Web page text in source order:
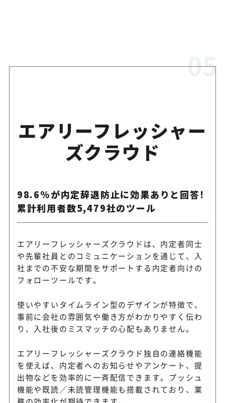
エアリーフレッシャー
ズクラウド
98.6%が内定辞退防止に効果ありと回答!
累計利用者数5,479社のツール
エアリーフレッシャーズクラウドは、内定者同士
や先輩社員とのコミュニケーションを通じて、入
社までの不安な期間をサポートする内定者向けの
フォローツールです。
使いやすいタイムライン型のデザインが特徴で、
事前に会社の雰囲気や働き方がわかりやすく伝わ
り、入社後のミスマッチの心配もありません。
エアリーフレッシャーズクラウド独自の連絡機能
を使えば、内定者へのお知らせやアンケート、提
出物などを効率的に一斉配信できます。プッシュ
機能や既読／未読管理機能も搭載されており、業